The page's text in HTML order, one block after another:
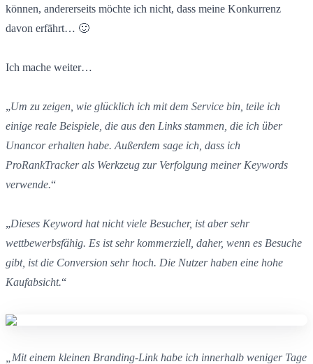
können, andererseits möchte ich nicht, dass meine Konkurrenz
davon erfährt… 🙂
Ich mache weiter…
„Um zu zeigen, wie glücklich ich mit dem Service bin, teile ich
einige reale Beispiele, die aus den Links stammen, die ich über
Unancor erhalten habe. Außerdem sage ich, dass ich
ProRankTracker als Werkzeug zur Verfolgung meiner Keywords
verwende.“
„Dieses Keyword hat nicht viele Besucher, ist aber sehr
wettbewerbsfähig. Es ist sehr kommerziell, daher, wenn es Besuche
gibt, ist die Conversion sehr hoch. Die Nutzer haben eine hohe
Kaufabsicht.“
„Mit einem kleinen Branding-Link habe ich innerhalb weniger Tage